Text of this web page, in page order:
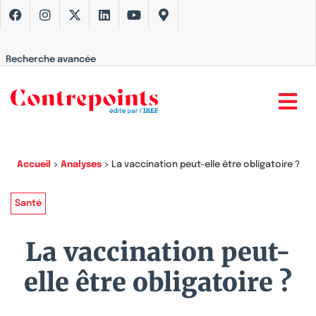
Recherche avancée
Accueil > Analyses> La vaccination peut-elle être obligatoire ?
Santé
La vaccination peut-
elle être obligatoire ?